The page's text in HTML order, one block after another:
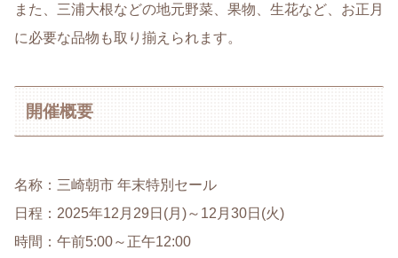
また、三浦大根などの地元野菜、果物、生花など、お正月
に必要な品物も取り揃えられます。
開催概要
名称：三崎朝市 年末特別セール
日程：2025年12月29日(月)～12月30日(火)
時間：午前5:00～正午12:00